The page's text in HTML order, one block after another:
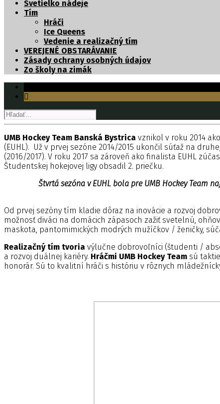
Svetielko nádeje
Tím
Hráči
Ice Queens
Vedenie a realizačný tím
VEREJENÉ OBSTARÁVANIE
Zásady ochrany osobných údajov
Zo školy na zimák
UMB Hockey Team Banská Bystrica vznikol v roku 2014
(EUHL). Už v prvej sezóne 2014/2015 ukončil súťaž na
(2016/2017). V roku 2017 sa zároveň ako finalista EUHL
Študentskej hokejovej ligy obsadil 2. priečku.
Štvrtá sezóna v EUHL bola pre UMB Hockey Team
Od prvej sezóny tím kladie dôraz na inovácie a rozvoj
možnosť diváci na domácich zápasoch zažiť svetelnú,
maskota, pantomimických modrých mužíčkov / ženičky,
Realizačný tím tvoria výlučne dobrovoľníci (študenti /
a rozvoj duálnej kariéry. Hráčmi UMB Hockey Team sú
honorár. Sú to kvalitní hráči s históriu v rôznych